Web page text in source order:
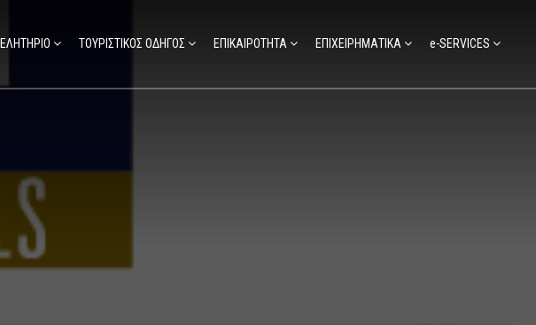
ΤΟΥΡΙΣΤΙΚΟΣ ΟΔΗΓΟΣ ΕΠΙΚΑΙΡΟΤΗΤΑ ΕΠΙΧΕΙΡΗΜΑΤΙΚΑ e-SERVICES